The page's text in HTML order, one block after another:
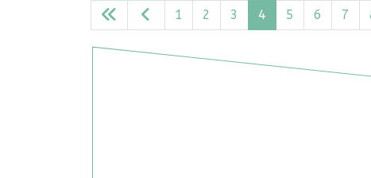
1 2 3 4 5 6 7